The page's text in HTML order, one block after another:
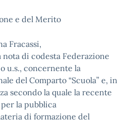
e del Merito
Fracassi,
di codesta Federazione
u.s., concernente la
del Comparto “Scuola” e, in
secondo la quale la recente
la pubblica
di formazione del